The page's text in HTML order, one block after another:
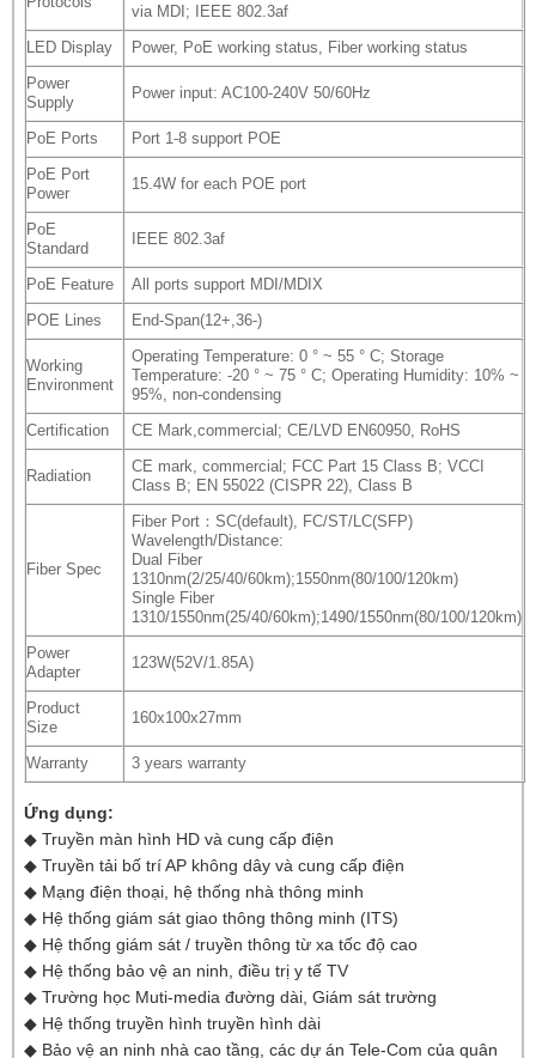
via MDI; IEEE 802.3af
LED Display Power, PoE working status, Fiber working status
Power
Supply
Power input: AC100-240V 50/60Hz
PoE Ports Port 1-8 support POE
PoE Port
Power
15.4W for each POE port
PoE
Standard
IEEE 802.3af
PoE Feature All ports support MDI/MDIX
POE Lines End-Span(12+,36-)
Working
Environment
Operating Temperature: 0 ° ~ 55 ° C; Storage
Temperature: -20 ° ~ 75 ° C; Operating Humidity: 10% ~
95%, non-condensing
Certification CE Mark,commercial; CE/LVD EN60950, RoHS
Radiation
CE mark, commercial; FCC Part 15 Class B; VCCI
Class B; EN 55022 (CISPR 22), Class B
Fiber Spec
Fiber Port：SC(default), FC/ST/LC(SFP)
Wavelength/Distance:
Dual Fiber
1310nm(2/25/40/60km);1550nm(80/100/120km)
Single Fiber
1310/1550nm(25/40/60km);1490/1550nm(80/100/120km)
Power
Adapter
123W(52V/1.85A)
Product
Size
160x100x27mm
Warranty 3 years warranty
Ứng dụng:
◆ Truyền màn hình HD và cung cấp điện
◆ Truyền tải bố trí AP không dây và cung cấp điện
◆ Mạng điện thoại, hệ thống nhà thông minh
◆ Hệ thống giám sát giao thông thông minh (ITS)
◆ Hệ thống giám sát / truyền thông từ xa tốc độ cao
◆ Hệ thống bảo vệ an ninh, điều trị y tế TV
◆ Trường học Muti-media đường dài, Giám sát trường
◆ Hệ thống truyền hình truyền hình dài
◆ Bảo vệ an ninh nhà cao tầng, các dự án Tele-Com của quân